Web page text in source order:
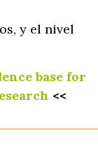
y el nivel
base for
<<